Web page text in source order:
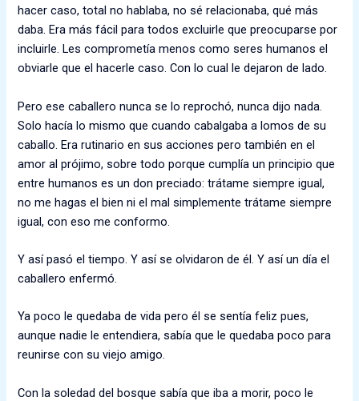
hacer caso, total no hablaba, no sé relacionaba, qué más
daba. Era más fácil para todos excluirle que preocuparse por
incluirle. Les comprometía menos como seres humanos el
obviarle que el hacerle caso. Con lo cual le dejaron de lado.
Pero ese caballero nunca se lo reprochó, nunca dijo nada.
Solo hacía lo mismo que cuando cabalgaba a lomos de su
caballo. Era rutinario en sus acciones pero también en el
amor al prójimo, sobre todo porque cumplía un principio que
entre humanos es un don preciado: trátame siempre igual,
no me hagas el bien ni el mal simplemente trátame siempre
igual, con eso me conformo.
Y así pasó el tiempo. Y así se olvidaron de él. Y así un día el
caballero enfermó.
Ya poco le quedaba de vida pero él se sentía feliz pues,
aunque nadie le entendiera, sabía que le quedaba poco para
reunirse con su viejo amigo.
Con la soledad del bosque sabía que iba a morir, poco le